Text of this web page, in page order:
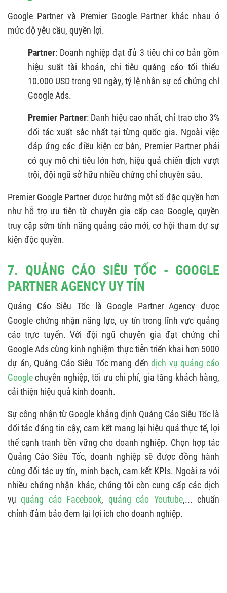
Google Partner và Premier Google Partner khác nhau ở
mức độ yêu cầu, quyền lợi.
Partner: Doanh nghiệp đạt đủ 3 tiêu chí cơ bản gồm
hiệu suất tài khoản, chi tiêu quảng cáo tối thiểu
10.000 USD trong 90 ngày, tỷ lệ nhân sự có chứng chỉ
Google Ads.
Premier Partner: Danh hiệu cao nhất, chỉ trao cho 3%
đối tác xuất sắc nhất tại từng quốc gia. Ngoài việc
đáp ứng các điều kiện cơ bản, Premier Partner phải
có quy mô chi tiêu lớn hơn, hiệu quả chiến dịch vượt
trội, đội ngũ sở hữu nhiều chứng chỉ chuyên sâu.
Premier Google Partner được hưởng một số đặc quyền hơn
như hỗ trợ ưu tiên từ chuyên gia cấp cao Google, quyền
truy cập sớm tính năng quảng cáo mới, cơ hội tham dự sự
kiện độc quyền.
7. QUẢNG CÁO SIÊU TỐC - GOOGLE
PARTNER AGENCY UY TÍN
Quảng Cáo Siêu Tốc là Google Partner Agency được
Google chứng nhận năng lực, uy tín trong lĩnh vực quảng
cáo trực tuyến. Với đội ngũ chuyên gia đạt chứng chỉ
Google Ads cùng kinh nghiệm thực tiễn triển khai hơn 5000
dự án, Quảng Cáo Siêu Tốc mang đếndịch vụ quảng cáo
Googlechuyên nghiệp, tối ưu chi phí, gia tăng khách hàng,
cải thiện hiệu quả kinh doanh.
Sự công nhận từ Google khẳng định Quảng Cáo Siêu Tốc là
đối tác đáng tin cậy, cam kết mang lại hiệu quả thực tế, lợi
thế cạnh tranh bền vững cho doanh nghiệp. Chọn hợp tác
Quảng Cáo Siêu Tốc, doanh nghiệp sẽ được đồng hành
cùng đối tác uy tín, minh bạch, cam kết KPIs. Ngoài ra với
nhiều chứng nhận khác, chúng tôi còn cung cấp các dịch
vụquảng cáo Facebook, quảng cáo Youtube,... chuẩn
chỉnh đảm bảo đem lại lợi ích cho doanh nghiệp.